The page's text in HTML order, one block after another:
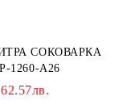
СОКОВАРКА
1260-A26
62.57лв.